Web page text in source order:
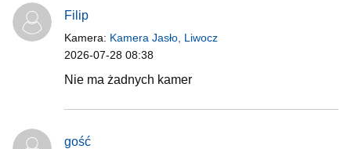
Filip
Kamera: Kamera Jasło, Liwocz
2026-07-28 08:38
Nie ma żadnych kamer
gość